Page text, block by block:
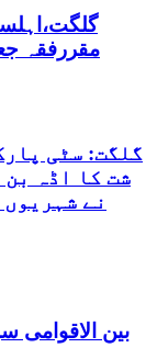
مقررفقہ جعفریہ
گلگت: سٹی
شت کا اڈہ
نے
بین الاقوامی